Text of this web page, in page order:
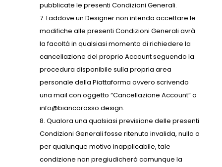
pubblicate le presenti Condizioni Generali.
Laddove un Designer non intenda accettare le
modifiche alle presenti Condizioni Generali avrà
la facoltà in qualsiasi momento di richiedere la
cancellazione del proprio Account seguendo la
procedura disponibile sulla propria area
personale della Piattaforma ovvero scrivendo
una mail con oggetto “Cancellazione Account” a
info@biancorosso.design.
Qualora una qualsiasi previsione delle presenti
Condizioni Generali fosse ritenuta invalida, nulla o
per qualunque motivo inapplicabile, tale
condizione non pregiudicherà comunque la